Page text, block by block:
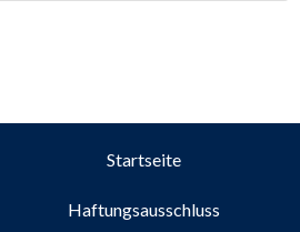
Startseite
Haftungsausschluss